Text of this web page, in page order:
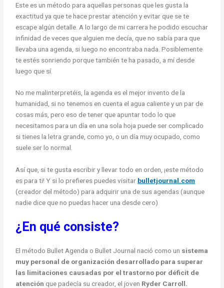
Este es un método para aquellas personas que les gusta la
exactitud ya que te hace prestar atención y evitar que se te
escape algún detalle. A lo largo de mi carrera he podido escuchar
infinidad de veces que alguien me decía, que no sabía para que
llevaba una agenda, si luego no encontraba nada. Posiblemente
te estés sonriendo porque también te ha pasado, a mí desde
luego que sí.
No me malinterpretéis, la agenda es el mejor invento de la
humanidad, si no tenemos en cuenta el agua caliente y un par de
cosas más, pero eso de tener que apuntar todo lo que
necesitamos para un día en una sola hoja puede ser complicado
si tienes la letra grande, como yo, o un día muy ocupado, como
suele ser lo normal.
Así que, si te gusta escribir y llevar todo en orden, ¡este método
es para ti! Y si lo prefieres puedes visitar bulletjournal.com
(creador del método) para adquirir una de sus agendas (aunque
nadie dice que no puedas hacer una desde cero)
¿ En qué consiste?
El método Bullet Agenda o Bullet Journal nació como un sistema
muy personal de organización desarrollado para superar
las limitaciones causadas por el trastorno por déficit de
atención que padecía su creador, el joven Ryder Carroll.